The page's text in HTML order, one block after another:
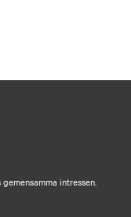
intressen.